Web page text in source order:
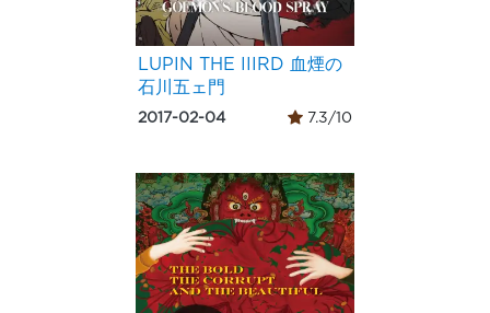
LUPIN THE IIIRD 血煙の
石川五ェ門
2017-02-04 7.3/10